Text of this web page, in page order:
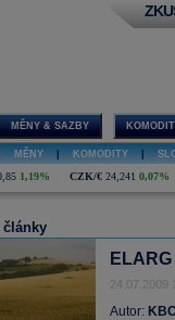
MĚNY & SAZBY
MĚNY KOMODITY
1,19% CZK/€ 24,241 0,07%
články
24.07.2009
Autor: